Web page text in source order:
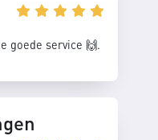
goede service 🙌.